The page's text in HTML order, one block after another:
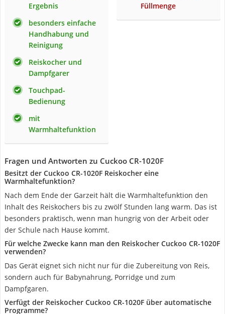
Ergebnis
besonders einfache
Handhabung und
Reinigung
Reiskocher und
Dampfgarer
Touchpad-
Bedienung
mit
Warmhaltefunktion
Füllmenge
Fragen und Antworten zu Cuckoo CR-1020F
Besitzt der Cuckoo CR-1020F Reiskocher eine
Warmhaltefunktion?
Nach dem Ende der Garzeit hält die Warmhaltefunktion den
Inhalt des Reiskochers bis zu zwölf Stunden lang warm. Das ist
besonders praktisch, wenn man hungrig von der Arbeit oder
der Schule nach Hause kommt.
Für welche Zwecke kann man den Reiskocher Cuckoo CR-1020F
verwenden?
Das Gerät eignet sich nicht nur für die Zubereitung von Reis,
sondern auch für Babynahrung, Porridge und zum
Dampfgaren.
Verfügt der Reiskocher Cuckoo CR-1020F über automatische
Programme?